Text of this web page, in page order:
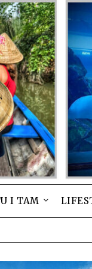
I TAM